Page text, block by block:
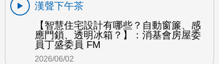
漢聲下午茶
【智慧住宅設計有哪些？自動窗簾、感
應門鎖、透明冰箱？】：消基會房屋委
員丁盛委員 FM
2026/06/02